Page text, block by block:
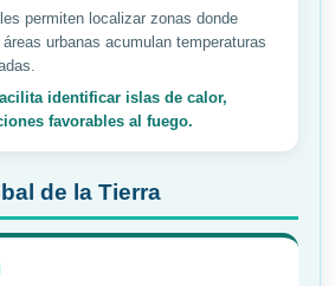
permiten localizar zonas donde
urbanas acumulan temperaturas
identificar islas de calor,
favorables al fuego.
de la Tierra